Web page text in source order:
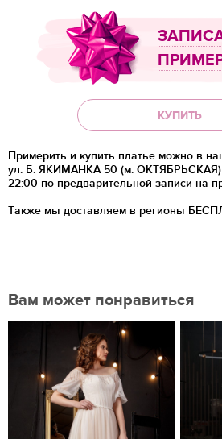
КУПИТЬ
Примерить и купить платье можно в
ул. Б. ЯКИМАНКА 50 (м. ОКТЯБРЬСКАЯ)
22:00 по предварительной записи на
Также мы доставляем в регионы
Вам может понравиться